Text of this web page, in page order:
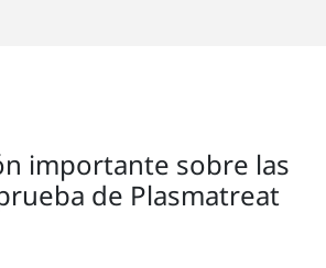
importante sobre las
de Plasmatreat